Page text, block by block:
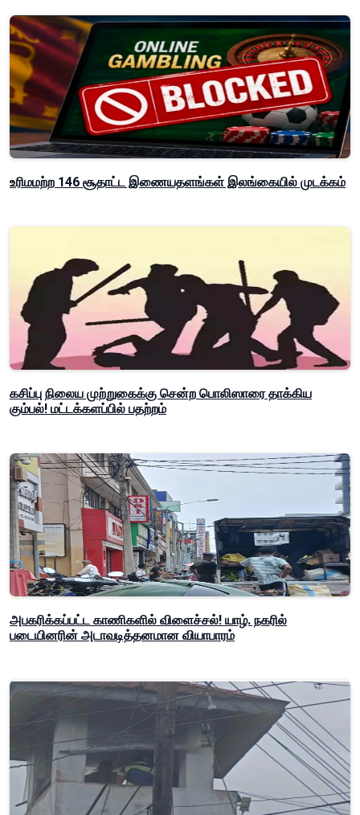
உரிமமற்ற 146 சூதாட்ட இணையதளங்கள் இலங்கையில் முடக்கம்
கசிப்பு நிலைய முற்றுகைக்கு சென்ற பொலிஸாரை தாக்கிய
கும்பல்! மட்டக்களப்பில் பதற்றம்
அபகரிக்கப்பட்ட காணிகளில் விளைச்சல்! யாழ். நகரில்
படையினரின் அடாவடித்தனமான வியாபாரம்